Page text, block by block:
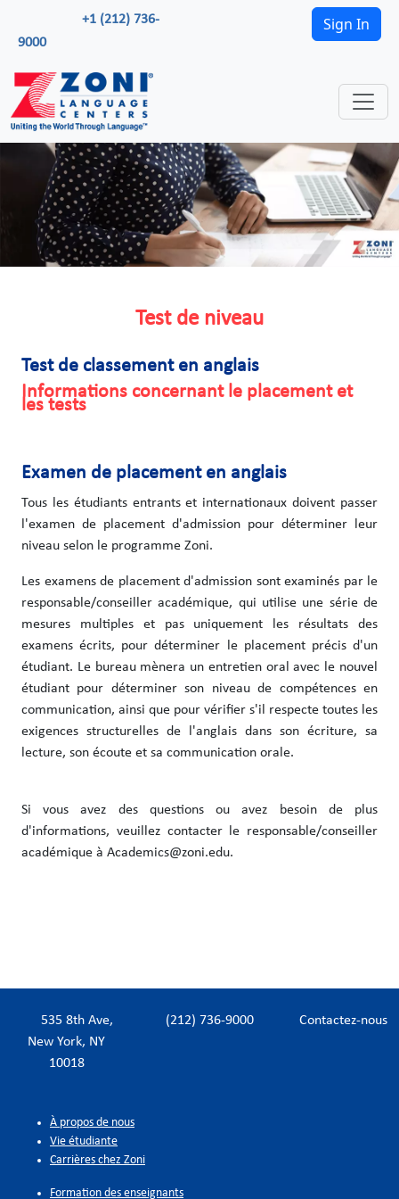
+1 (212) 736-
9000
Sign In
Test de niveau
Test de classement en anglais
Informations concernant le placement et
les tests
Examen de placement en anglais
Tous les étudiants entrants et internationaux doivent passer
l'examen de placement d'admission pour déterminer leur
niveau selon le programme Zoni.
Les examens de placement d'admission sont examinés par le
responsable/conseiller académique, qui utilise une série de
mesures multiples et pas uniquement les résultats des
examens écrits, pour déterminer le placement précis d'un
étudiant. Le bureau mènera un entretien oral avec le nouvel
étudiant pour déterminer son niveau de compétences en
communication, ainsi que pour vérifier s'il respecte toutes les
exigences structurelles de l'anglais dans son écriture, sa
lecture, son écoute et sa communication orale.
Si vous avez des questions ou avez besoin de plus
d'informations, veuillez contacter le responsable/conseiller
académique à Academics@zoni.edu.
535 8th Ave,
New York, NY
10018
(212) 736-9000 Contactez-nous
À propos de nous
Vie étudiante
Carrières chez Zoni
Formation des enseignants